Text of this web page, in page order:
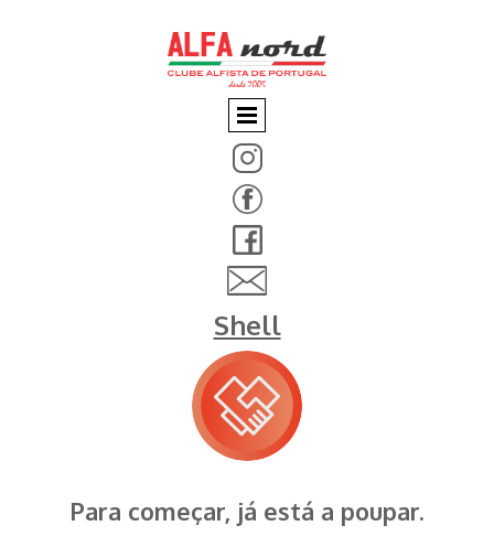
Shell
Para começar, já está a poupar.